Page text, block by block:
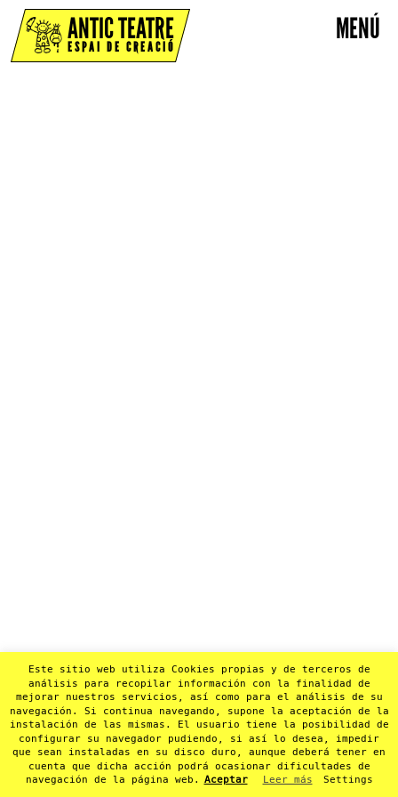
MENÚ
ANTIC TEATRE
ESPAI DE CREACIÓ
Este sitio web utiliza Cookies propias y de terceros de
análisis para recopilar información con la finalidad de
mejorar nuestros servicios, así como para el análisis de su
navegación. Si continua navegando, supone la aceptación de la
instalación de las mismas. El usuario tiene la posibilidad de
configurar su navegador pudiendo, si así lo desea, impedir
que sean instaladas en su disco duro, aunque deberá tener en
cuenta que dicha acción podrá ocasionar dificultades de
navegación de la página web.
Aceptar Leer más Settings